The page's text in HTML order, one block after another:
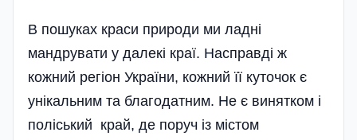
В пошуках краси природи ми ладні
мандрувати у далекі краї. Насправді ж
кожний регіон України, кожний її куточок є
унікальним та благодатним. Не є винятком і
поліський край, де поруч із містом